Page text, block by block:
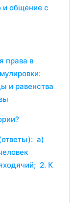
и общение с
права в
и равенства
а)
2. К